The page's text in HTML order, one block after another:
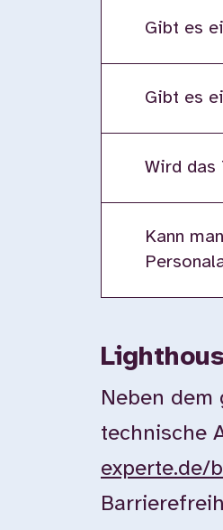
Gibt es
Gibt es
Wird das
Kann
Neben
technische
experte.de/